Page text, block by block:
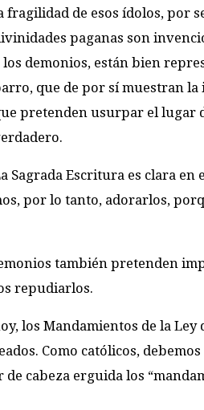
fragilidad de esos ídolos, por
paganas son
los demonios, están bien
que de por sí muestran la
pretenden usurpar el lugar
Sagrada Escritura es clara en
por lo tanto, adorarlos,
también pretenden
repudiarlos.
los Mandamientos de la Ley
Como católicos,
cabeza erguida los